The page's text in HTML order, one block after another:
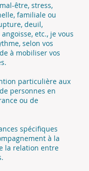
être, stress,
familiale ou
deuil,
etc., je vous
selon vos
à mobiliser vos
particulière aux
personnes en
ou de
spécifiques
à la
la relation entre